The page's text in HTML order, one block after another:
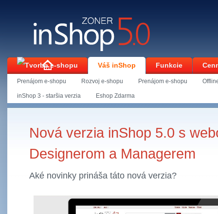
Váš inShop
Prenájom e-shopu Rozvoj e-shopu Prenájom e-shopu
inShop 3 - staršia verzia Eshop Zdarma
Funkcie
Kontakt
Úvodní stránka Váš inShop
Nová verzia inShop 5.0 s
Designerom a Managerem
Aké novinky prináša táto nová verzia?